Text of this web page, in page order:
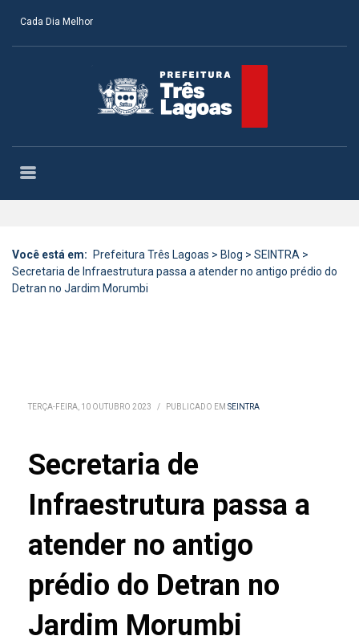
Cada Dia Melhor
Você está em: Prefeitura Três Lagoas > Blog > SEINTRA >
Secretaria de Infraestrutura passa a atender no antigo prédio do
Detran no Jardim Morumbi
TERÇA-FEIRA, 10 OUTUBRO 2023 / PUBLICADO EM SEINTRA
Secretaria de
Infraestrutura passa a
atender no antigo
prédio do Detran no
Jardim Morumbi